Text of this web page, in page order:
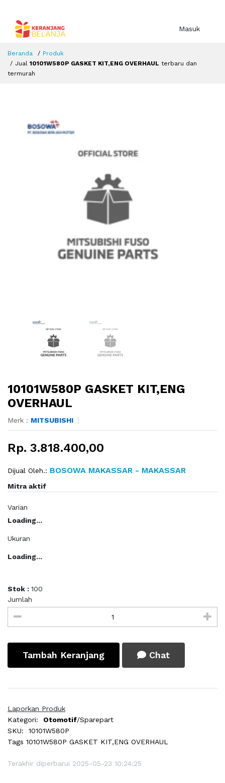
Masuk
Beranda
Produk
Jual 10101W580P GASKET KIT,ENG OVERHAUL terbaru dan
termurah
10101W580P GASKET KIT,ENG
OVERHAUL
Merk : MITSUBISHI
Rp. 3.818.400,00
Dijual Oleh.: BOSOWA MAKASSAR - MAKASSAR
Mitra aktif
Varian
Loading...
Ukuran
Loading...
Stok : 100
Jumlah
Tambah Keranjang Chat
Laporkan Produk
Kategori:
Otomotif/Sparepart
SKU:
10101W580P
Tags 10101W580P GASKET KIT,ENG OVERHAUL
Terakhir diperbarui 2025-05-23 10:24:25